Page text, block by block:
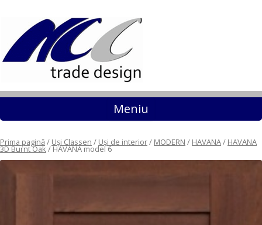
Meniu Sari la conținut
Prima pagină / Uși Classen / Uși de interior/ MODERN / HAVANA/ HAVANA
3D Burnt Oak / HAVANA model 6